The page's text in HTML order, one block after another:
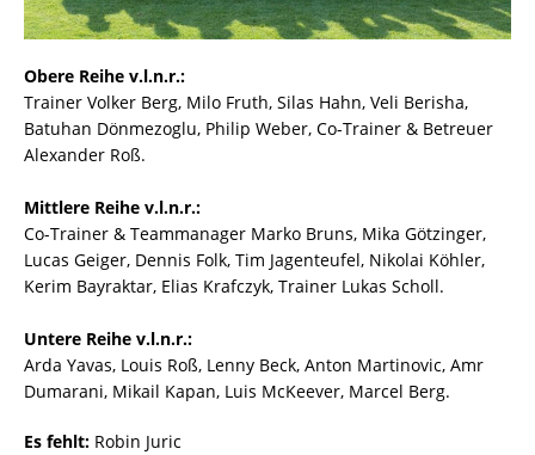
Obere Reihe v.l.n.r.:
Trainer Volker Berg, Milo Fruth, Silas Hahn, Veli Berisha,
Batuhan Dönmezoglu, Philip Weber, Co-Trainer & Betreuer
Alexander Roß.
Mittlere Reihe v.l.n.r.:
Co-Trainer & Teammanager Marko Bruns, Mika Götzinger,
Lucas Geiger, Dennis Folk, Tim Jagenteufel, Nikolai Köhler,
Kerim Bayraktar, Elias Krafczyk, Trainer Lukas Scholl.
Untere Reihe v.l.n.r.:
Arda Yavas, Louis Roß, Lenny Beck, Anton Martinovic, Amr
Dumarani, Mikail Kapan, Luis McKeever, Marcel Berg.
Es fehlt: Robin Juric